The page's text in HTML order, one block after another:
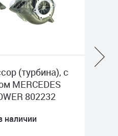
(турбина), с
MERCEDES
802232
наличии